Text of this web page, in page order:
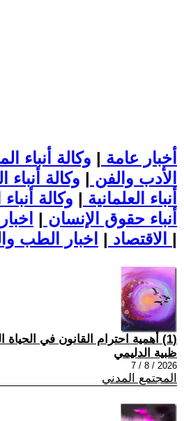
أخبار عامة | وكالة أنباء
الأدب والفن | وكالة أنباء
أنباء العلمانية | وكالة
أنباء حقوق الإنسان |
الاقتصاد | |
(1) أهمية احترام القانون في الحياة اليومية
ظبية الدليمي
2026 / 8 / 7
المجتمع المدني